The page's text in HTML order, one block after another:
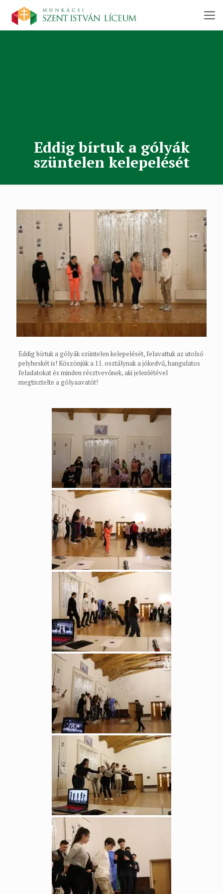
Eddig bírtuk a gólyák
szüntelen kelepelését
Eddig bírtuk a gólyák szüntelen kelepelését, felavattuk az utolsó
pelyheskét is! Köszönjük a 11. osztálynak a jókedvű, hangulatos
feladatokat és minden résztvevőnek, aki jelenlétével
megtisztelte a gólyaavatót!